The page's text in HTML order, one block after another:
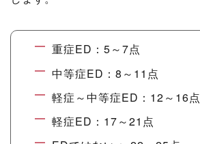
重症ED：5～7点
中等症ED：8～11点
軽症～中等症ED：12～16点
軽症ED：17～21点